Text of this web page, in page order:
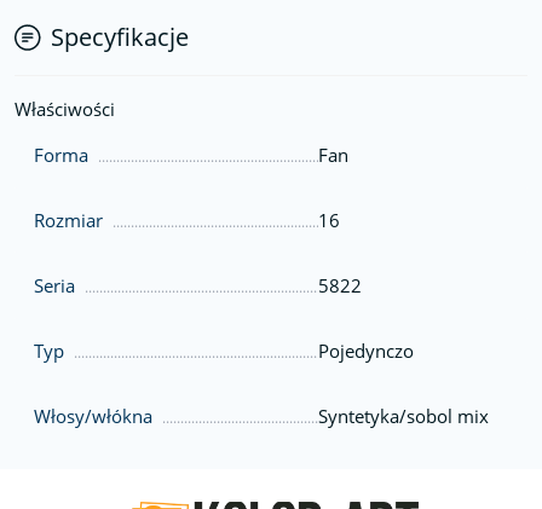
Specyfikacje
Właściwości
Forma
Fan
Rozmiar 16
Seria 5822
Typ Pojedynczo
Włosy/włókna Syntetyka/sobol mix